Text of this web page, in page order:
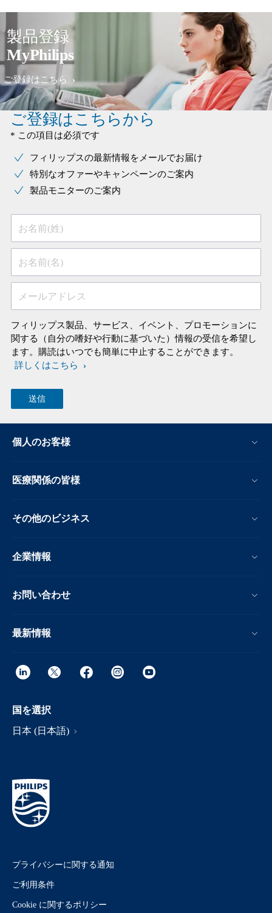
製品登録
MyPhilips
ご登録はこちら
ご登録はこちらから
* この項目は必須です
フィリップスの最新情報をメールでお届け
特別なオファーやキャンペーンのご案内
製品モニターのご案内
お名前(姓)
お名前(名)
メールアドレス
フィリップス製品、サービス、イベント、プロモーションに
関する（自分の嗜好や行動に基づいた）情報の受信を希望し
ます。購読はいつでも簡単に中止することができます。
詳しくはこちら
個人のお客様
医療関係の皆様
その他のビジネス
企業情報
お問い合わせ
最新情報
国を選択
日本 (日本語)
プライバシーに関する通知
ご利用条件
Cookie に関するポリシー